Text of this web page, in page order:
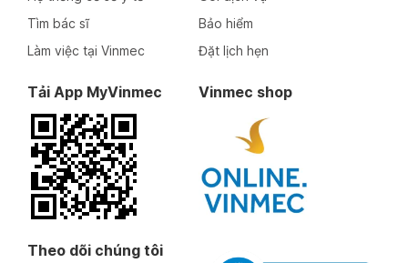
Tìm bác sĩ
Làm việc tại Vinmec
Bảo hiểm
Đặt lịch hẹn
Tải App MyVinmec Vinmec shop
Theo dõi chúng tôi